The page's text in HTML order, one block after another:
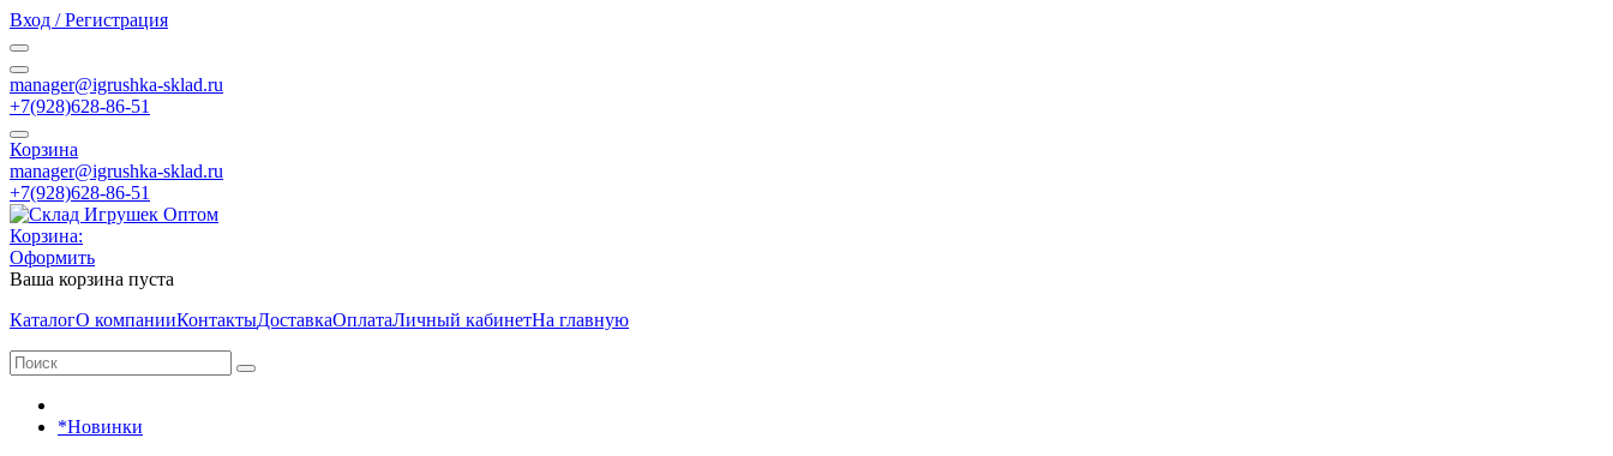
Вход / Регистрация
manager@igrushka-sklad.ru
+7(928)628-86-51
Корзина
manager@igrushka-sklad.ru
+7(928)628-86-51
Корзина:
Оформить
Ваша корзина пуста
КаталогО компанииКонтактыДоставкаОплатаЛичный кабинетНа главную
*Новинки